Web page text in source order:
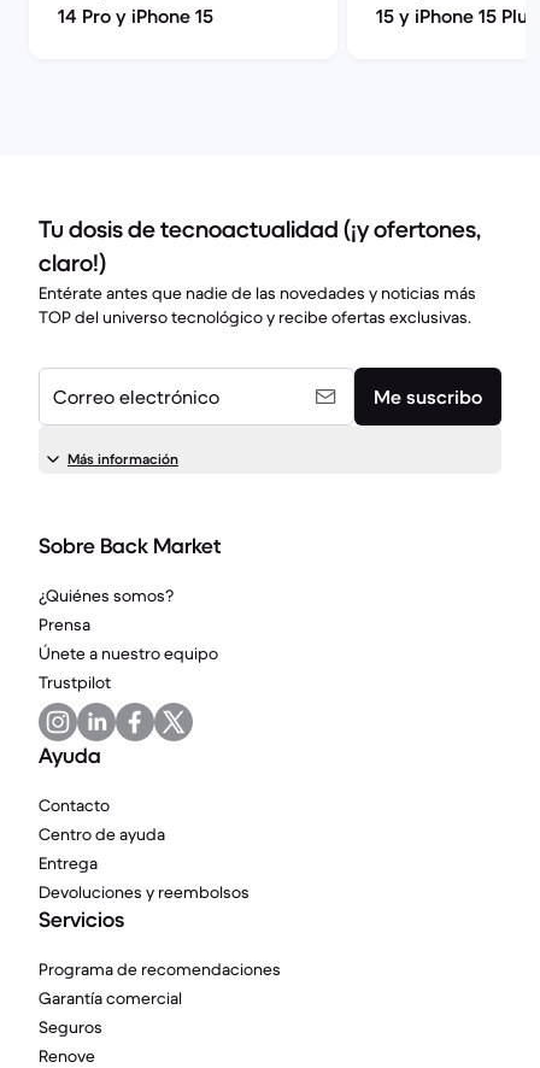
14 Pro y iPhone 15
15 y iPhone 15 Plus
Tu dosis de tecnoactualidad (¡y ofertones,
claro!)
Entérate antes que nadie de las novedades y noticias más
TOP del universo tecnológico y recibe ofertas exclusivas.
Correo electrónico Me suscribo
Más información
Sobre Back Market
¿Quiénes somos?
Prensa
Únete a nuestro equipo
Trustpilot
Ayuda
Contacto
Centro de ayuda
Entrega
Devoluciones y reembolsos
Servicios
Programa de recomendaciones
Garantía comercial
Seguros
Renove